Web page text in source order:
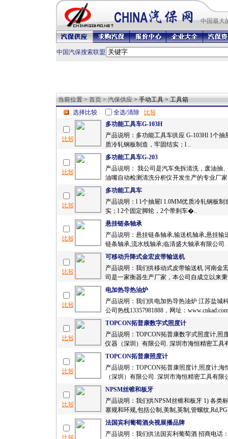
中国最大
中国汽保搜索联盟
当前位置 > 首页 > 汽保供应 > 手动工具 > 工具箱
选择比较
全选/清除
多功能工具车G-103H
产品说明：多功能工具车供应 G-103Hl 1个抽
质冷轧钢板制造，牢固结实；l ..
多功能工具车G-203
产品说明： 我公司是汽车免拆清洗，废油抽
油嘴自动检测清洗分析仪开发生产的专业厂
多功能工具车
产品说明：l 1个抽屉l 1.0MM优质冷轧钢板制
实；l 2个固定脚轮，2个带刹车�..
悬挂链条轴承
产品说明：悬挂链条轴承,输送机轴承,悬挂输
链条轴承,流水线轴承;临清盛大轴承有限公司.
可移动升降式金宏皮带输送机
产品说明：我们供移动式皮带输送机 河南金
司是一家衡器生产厂家，本公司自成立以来
电加热导热油炉
产品说明：我们供电加热导热油炉 江苏盐城
公司热线13357981888，网址：
TOPCON拓普康数字式照度计
产品说明：TOPCON拓普康数字式照度计,照
仪器（深圳）有限公司. 深圳市海恒精密工具
TOPCON拓普康照度计
产品说明：TOPCON拓普康照度计,照度计;海
（深圳）有限公司. 深圳市海恒精密工具有限
NPSM丝锥和板牙
产品说明：我们供NPSM丝锥和板牙 1) 各类
塞规和环规,包括公制,美制,英制,管螺纹
法国宾利葡萄酒央视展播品牌
产品说明：我们供法国宾利葡萄酒 招商电话